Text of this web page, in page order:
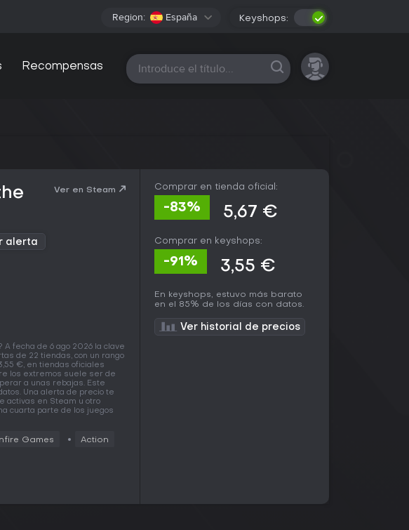
Region: España Keyshops:
Recompensas Todas las plataformas
Ver en Steam
alerta
A fecha de 6 ago 2026 la clave
de 22 tiendas, con un rango
€, en tiendas oficiales
los extremos suele ser de
a unas rebajas. Este
Una alerta de precio te
activas en Steam u otro
cuarta parte de los juegos
Games Action
Comprar en tienda oficial:
-83% 5,67 €
Comprar en keyshops:
-91% 3,55 €
En keyshops, estuvo más barato
en el 85% de los días con datos.
Ver historial de precios